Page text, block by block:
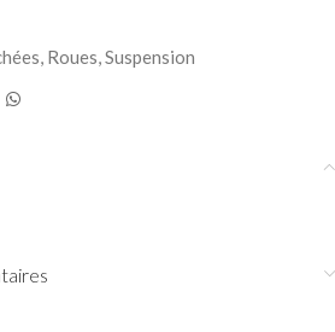
, Roues,Suspension